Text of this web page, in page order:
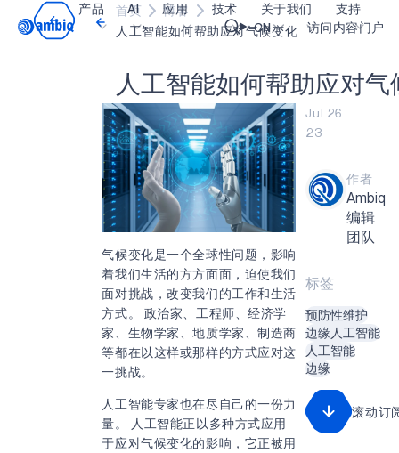
产品 AI 应用
医疗健康
工业边缘
智能遥控器
智能家居和楼宇
智能卡
可穿戴设备
游戏
可听戴设备
技术
blueSPOT
graphiqSPOT
neuralSPOT
secureSPOT
SPOT
turboSPOT
关于我们
博客
职业生涯
让我们共创未来
活动
投资者关系
消息
合作伙伴关系的成功亮点
为何选择 Ambiq
什么是边缘 AI？
支持
内容门户网
术语表
我们的合作
资源
视频资料库
购买地点
常见问题
CN 访问内容门户
首页
博客
人工智能如何帮助应对气候变化
人工智能如何 帮助应对气
气候变化是一个全球性问题，影响
着我们生活的方方面面，迫使我们
面对挑战，改变我们的工作和生活
方式。 政治家、工程师、经济学
家、生物学家、地质学家、制造商
等都在以这样或那样的方式应对这
一挑战。
人工智能专家也在尽自己的一份力
量。 人工智能正以多种方式应用
于应对气候变化的影响，它正被用
Jul 26.
23
作者
Ambiq
编辑
团队
标签
预防性维护
边缘人工智能
人工智能
边缘
滚动订
Video title
OK